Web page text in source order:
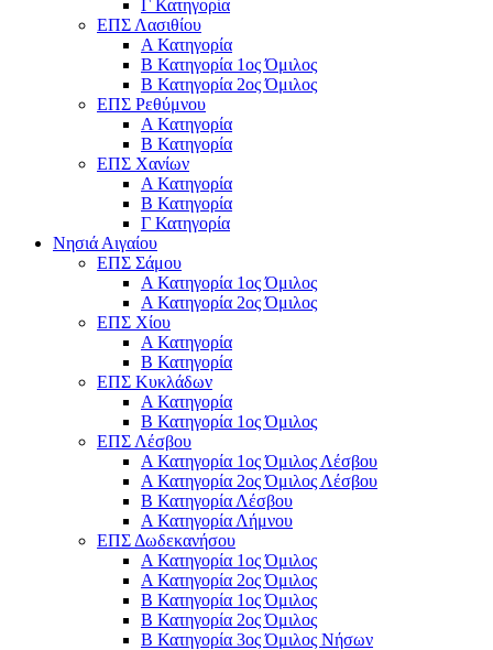
Γ Κατηγορία
ΕΠΣ Λασιθίου
Α Κατηγορία
Β Κατηγορία 1ος Όμιλος
Β Κατηγορία 2ος Όμιλος
ΕΠΣ Ρεθύμνου
Α Κατηγορία
Β Κατηγορία
ΕΠΣ Χανίων
Α Κατηγορία
Β Κατηγορία
Γ Κατηγορία
Νησιά Αιγαίου
ΕΠΣ Σάμου
Α Κατηγορία 1ος Όμιλος
Α Κατηγορία 2ος Όμιλος
ΕΠΣ Χίου
Α Κατηγορία
Β Κατηγορία
ΕΠΣ Κυκλάδων
Α Κατηγορία
Β Κατηγορία 1ος Όμιλος
ΕΠΣ Λέσβου
Α Κατηγορία 1ος Όμιλος Λέσβου
Α Κατηγορία 2ος Όμιλος Λέσβου
B Κατηγορία Λέσβου
Α Κατηγορία Λήμνου
ΕΠΣ Δωδεκανήσου
Α Κατηγορία 1ος Όμιλος
Α Κατηγορία 2ος Όμιλος
Β Κατηγορία 1ος Όμιλος
Β Κατηγορία 2ος Όμιλος
Β Κατηγορία 3ος Όμιλος Νήσων